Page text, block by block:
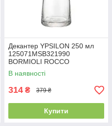
Декантер YPSILON 250 мл
125071MSB321990
BORMIOLI ROCCO
В наявності
314 ₴ 379 ₴
Купити